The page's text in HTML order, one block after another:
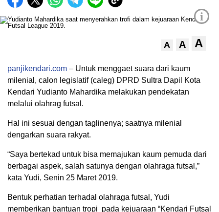
i
A A A
panjikendari.com – Untuk menggaet suara dari kaum
milenial, calon legislatif (caleg) DPRD Sultra Dapil Kota
Kendari Yudianto Mahardika melakukan pendekatan
melalui olahrag futsal.
Hal ini sesuai dengan taglinenya; saatnya milenial
dengarkan suara rakyat.
“Saya bertekad untuk bisa memajukan kaum pemuda dari
berbagai aspek, salah satunya dengan olahraga futsal,”
kata Yudi, Senin 25 Maret 2019.
Bentuk perhatian terhadal olahraga futsal, Yudi
memberikan bantuan tropi pada kejuaraan “Kendari Futsal